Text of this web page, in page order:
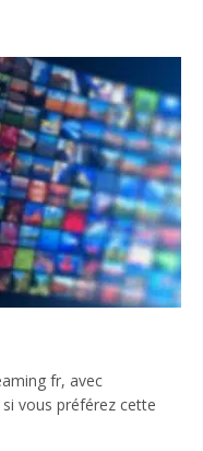
fr, avec
vous préférez cette